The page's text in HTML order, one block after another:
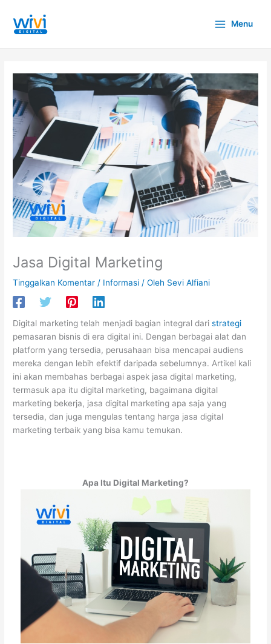
konten
Menu
Jasa Digital Marketing
Tinggalkan Komentar / Informasi / Oleh Sevi Alfiani
Digital marketing telah menjadi bagian integral daristrategi
pemasaran bisnis di era digital ini. Dengan berbagai alat dan
platform yang tersedia, perusahaan bisa mencapai audiens
mereka dengan lebih efektif daripada sebelumnya. Artikel kali
ini akan membahas berbagai aspek jasa digital marketing,
termasuk apa itu digital marketing, bagaimana digital
marketing bekerja, jasa digital marketing apa saja yang
tersedia, dan juga mengulas tentang harga jasa digital
marketing terbaik yang bisa kamu temukan.
Apa Itu Digital Marketing?